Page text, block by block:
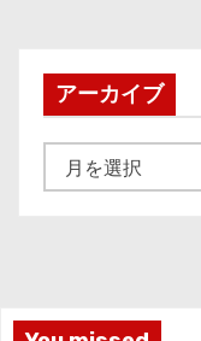
アーカイブ
ー